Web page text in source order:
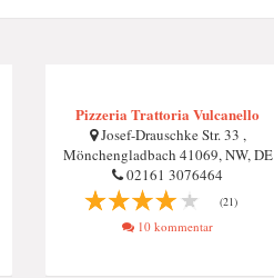
Pizzeria Trattoria Vulcanello
Josef-Drauschke Str. 33 ,
Mönchengladbach 41069, NW, DE
02161 3076464
(21)
10 kommentar